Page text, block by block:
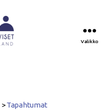
Valikko
>Tapahtumat